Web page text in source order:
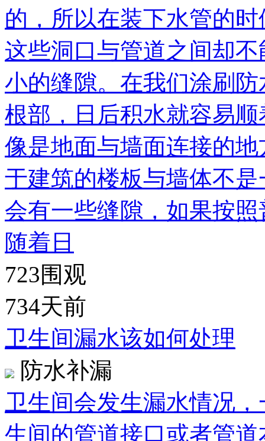
的，所以在装下水管的
这些洞口与管道之间却
小的缝隙。在我们涂刷
根部，日后积水就容易
像是地面与墙面连接的
于建筑的楼板与墙体不
会有一些缝隙，如果按
随着日
723围观
734天前
卫生间漏水该如何处理
防水补漏
卫生间会发生漏水情况
生间的管道接口或者管